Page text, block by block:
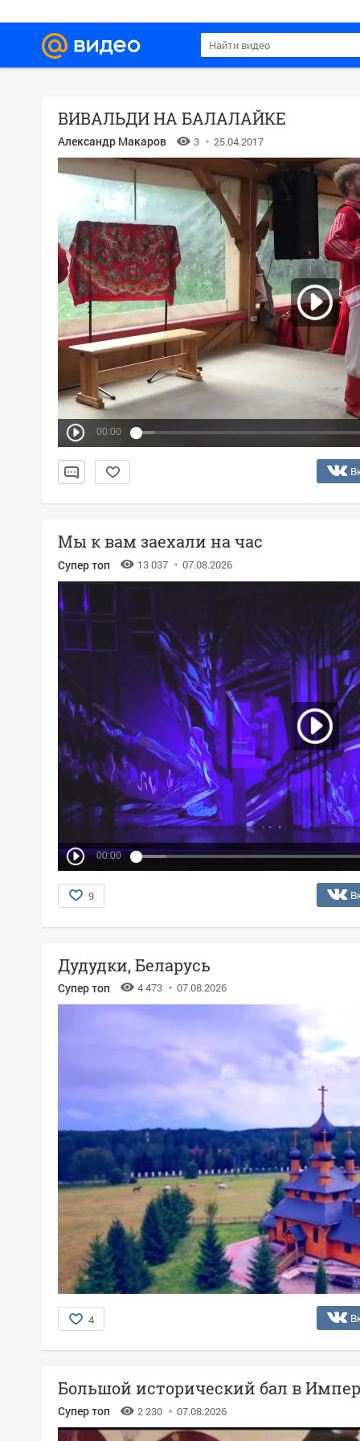
ВИВАЛЬДИ НА БАЛАЛАЙКЕ
Александр Макаров 3 25.04.2017
00:00
Мы к вам заехали на час
Супер топ 13 037 07.08.2026
00:00
9
Дудудки, Беларусь
Супер топ 4 473 07.08.2026
4
Большой исторический бал в
Супер топ 2 230 07.08.2026